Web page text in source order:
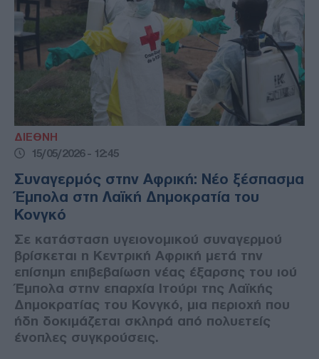
ΔΙΕΘΝΗ
15/05/2026 - 12:45
Συναγερμός στην Αφρική: Νέο ξέσπασμα
Έμπολα στη Λαϊκή Δημοκρατία του
Κονγκό
Σε κατάσταση υγειονομικού συναγερμού
βρίσκεται η Κεντρική Αφρική μετά την
επίσημη επιβεβαίωση νέας έξαρσης του ιού
Έμπολα στην επαρχία Ιτούρι της Λαϊκής
Δημοκρατίας του Κονγκό, μια περιοχή που
ήδη δοκιμάζεται σκληρά από πολυετείς
ένοπλες συγκρούσεις.